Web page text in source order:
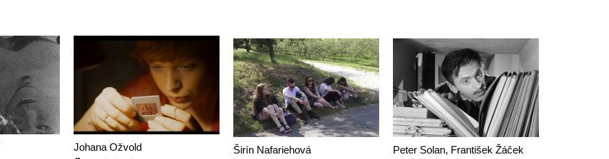
Johana Ožvold Širín Nafariehová Peter Solan, František Žáček